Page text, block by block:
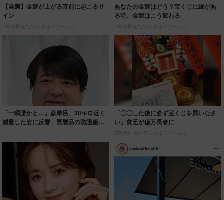
【当選】金運が上がる直前に起こるサ
イン
PR(合同会社デジタルファーム )
あなたの金運はどう？宝くじに縁があ
る時、金運はこう変わる
PR(合同会社デジタルファーム )
「一瞬誰かと…」彦摩呂、30キロ近く
減量した姿に反響 既製品の防護服が
「〇〇した後に必ず宝くじを買いなさ
い」貧乏が億万長者に
PR(合同会社デジタルファーム )